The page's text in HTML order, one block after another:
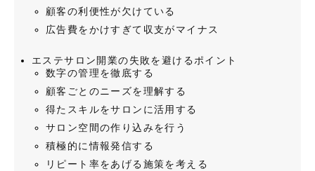
顧客の利便性が欠けている
広告費をかけすぎて収支がマイナス
エステサロン開業の失敗を避けるポイント
数字の管理を徹底する
顧客ごとのニーズを理解する
得たスキルをサロンに活用する
サロン空間の作り込みを行う
積極的に情報発信する
リピート率をあげる施策を考える